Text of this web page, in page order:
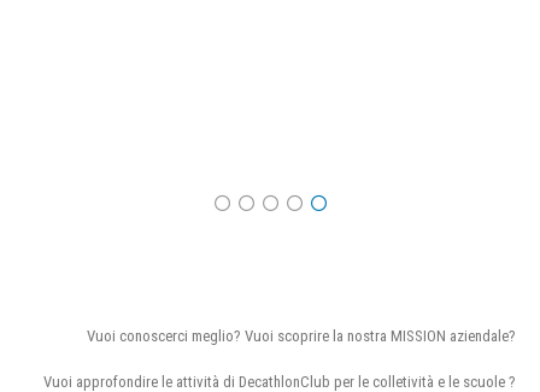
Vuoi conoscerci meglio? Vuoi scoprire la nostra MISSION aziendale?
Vuoi approfondire le attività di DecathlonClub per le colletività e le scuole ?